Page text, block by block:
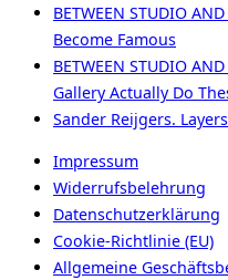
BETWEEN STUDIO
Become Famous
BETWEEN STUDIO
Gallery Actually Do
Sander Reijgers.
Impressum
Widerrufsbelehrung
Datenschutzerklärung
Cookie-Richtlinie (EU)
Allgemeine